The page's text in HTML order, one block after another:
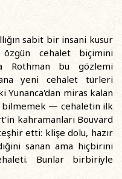
sabit bir insani kusur
özgün cehalet biçimini
Rothman bu gözlemi
yeni cehalet türleri
Yunanca'dan miras kalan
— cehaletin ilk
kahramanları Bouvard
etti: klişe dolu, hazır
sanan ama hiçbirini
Bunlar birbiriyle